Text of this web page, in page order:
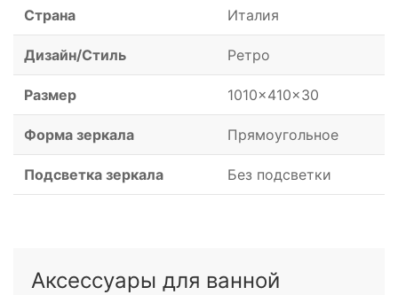
Страна Италия
Дизайн/Стиль Ретро
Размер 1010x410x30
Форма зеркала Прямоугольное
Подсветка зеркала Без подсветки
Аксессуары для ванной